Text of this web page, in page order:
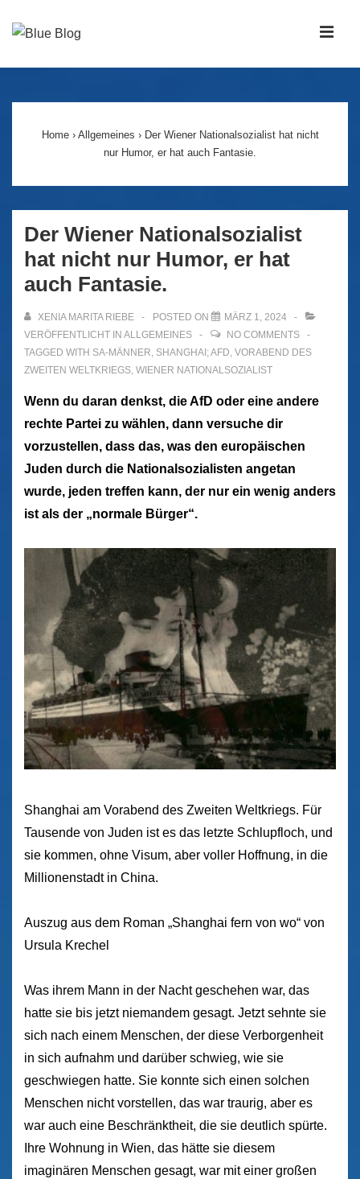
Zum
Navigation
Home › Allgemeines › Der Wiener Nationalsozialist hat nicht
nur Humor, er hat auch Fantasie.
Der Wiener Nationalsozialist
hat nicht nur Humor, er hat
auch Fantasie.
XENIA MARITA RIEBE POSTED ON
MÄRZ 1, 2024
VERÖFFENTLICHT IN ALLGEMEINES
NO COMMENTS
TAGGED WITH SA-MÄNNER, SHANGHAI; AFD, VORABEND DES
ZWEITEN WELTKRIEGS, WIENER NATIONALSOZIALIST
Wenn du daran denkst, die AfD oder eine andere
rechte Partei zu wählen, dann versuche dir
vorzustellen, dass das, was den europäischen
Juden durch die Nationalsozialisten angetan
wurde, jeden treffen kann, der nur ein wenig anders
ist als der „normale Bürger“.
Shanghai am Vorabend des Zweiten Weltkriegs. Für
Tausende von Juden ist es das letzte Schlupfloch, und
sie kommen, ohne Visum, aber voller Hoffnung, in die
Millionenstadt in China.
Auszug aus dem Roman „Shanghai fern von wo“ von
Ursula Krechel
Was ihrem Mann in der Nacht geschehen war, das
hatte sie bis jetzt niemandem gesagt. Jetzt sehnte sie
sich nach einem Menschen, der diese Verborgenheit
in sich aufnahm und darüber schwieg, wie sie
geschwiegen hatte. Sie konnte sich einen solchen
Menschen nicht vorstellen, das war traurig, aber es
war auch eine Beschränktheit, die sie deutlich spürte.
Ihre Wohnung in Wien, das hätte sie diesem
imaginären Menschen gesagt, war mit einer großen